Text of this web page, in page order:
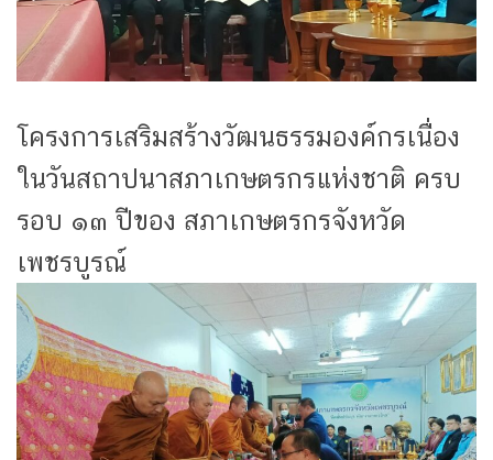
โครงการเสริมสร้างวัฒนธรรมองค์กรเนื่อง
ในวันสถาปนาสภาเกษตรกรแห่งชาติ ครบ
รอบ ๑๓ ปีของ สภาเกษตรกรจังหวัด
เพชรบูรณ์